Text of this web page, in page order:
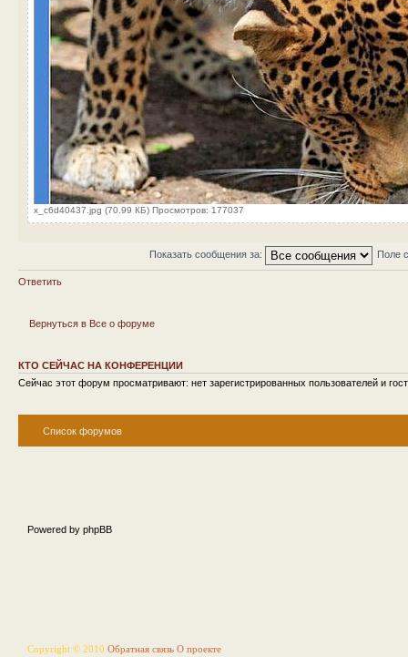
x_c6d40437.jpg (70.99 КБ) Просмотров: 177037
Показать сообщения за: Поле
Ответить
Вернуться в Все о форуме
КТО СЕЙЧАС НА КОНФЕРЕНЦИИ
Сейчас этот форум просматривают: нет зарегистрированных пользователей и
Список форумов
Powered by phpBB
Copyright © 2010 Обратная связь О проекте